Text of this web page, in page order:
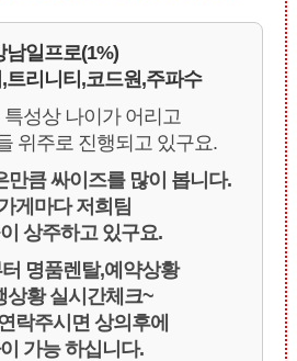
남일프로(1%)
트리니티,코드원,주파수
성상 나이가 어리고
위주로 진행되고 있구요.
만큼 싸이즈를 많이 봅니다.
게마다 저희팀
상주하고 있구요.
명품렌탈,예약상황
상황 실시간체크~
락주시면 상의후에
가능 하십니다.